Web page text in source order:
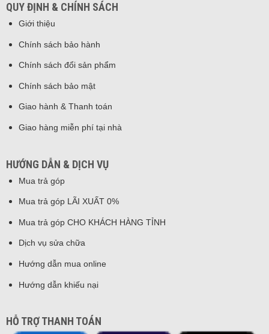
QUY ĐỊNH & CHÍNH SÁCH
Giới thiệu
Chính sách bảo hành
Chính sách đổi sản phẩm
Chính sách bảo mật
Giao hành & Thanh toán
Giao hàng miễn phí tại nhà
HƯỚNG DẪN & DỊCH VỤ
Mua trả góp
Mua trả góp LÃI XUẤT 0%
Mua trả góp CHO KHÁCH HÀNG TỈNH
Dịch vụ sửa chữa
Hướng dẫn mua online
Hướng dẫn khiếu nại
HỖ TRỢ THANH TOÁN